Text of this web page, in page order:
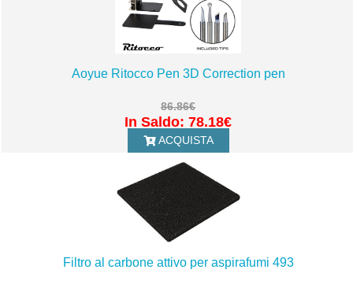
Aoyue Ritocco Pen 3D Correction pen
86.86€
In Saldo: 78.18€
ACQUISTA
Filtro al carbone attivo per aspirafumi 493